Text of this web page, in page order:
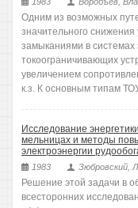
Одним из возможных
значительного
замыканиями в
токоограничивающих
увеличением
к.з. К основным типам
Исследование
мельницах и методы
электроэнергии
1983 Зюбровский,
Решение этой задачи в
всесторонних